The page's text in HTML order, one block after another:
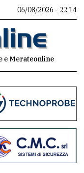
06/08/2026 - 22:14
e Merateonline